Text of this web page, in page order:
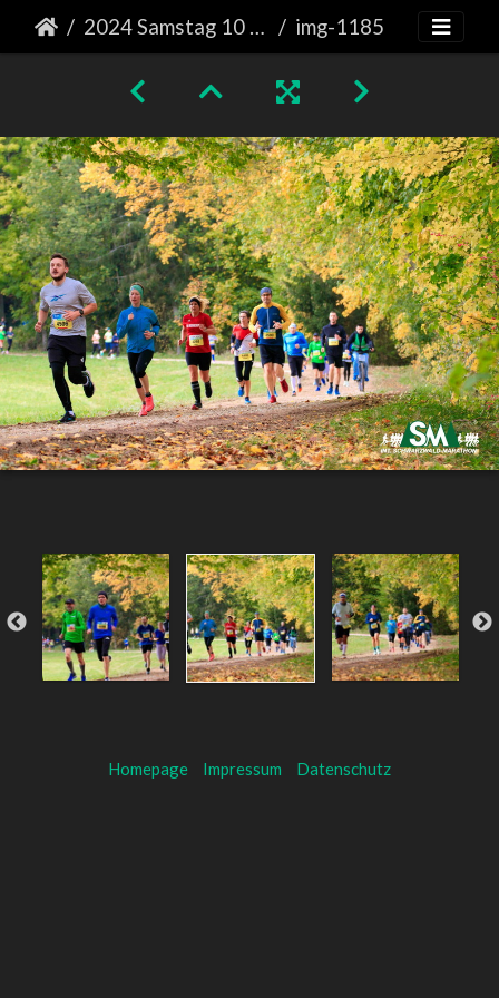
2024 Samstag 10 km Läufe img-1185
Homepage Impressum Datenschutz